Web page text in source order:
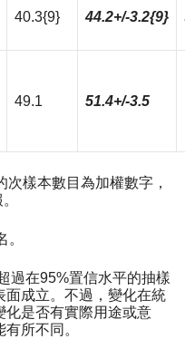
40.3{9} 44.2+/-3.2{9}
49.1 51.4+/-3.5
樣本數目為加權數字，
過在95%置信水平的抽樣
面成立。不過，變化在統
化是否有實際用途或意
所不同。